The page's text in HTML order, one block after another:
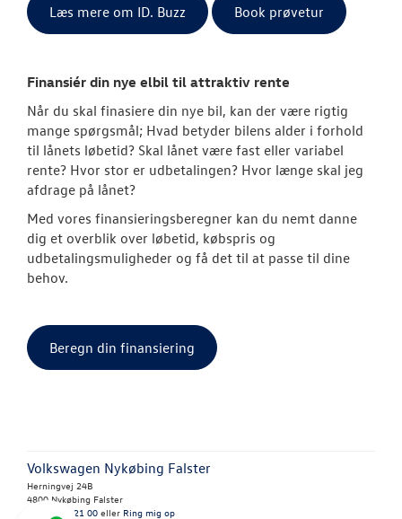
Læs mere om ID. Buzz Book prøvetur
Finansiér din nye elbil til attraktiv rente
Når du skal finasiere din nye bil, kan der være rigtig
mange spørgsmål; Hvad betyder bilens alder i forhold
til lånets løbetid? Skal lånet være fast eller variabel
rente? Hvor stor er udbetalingen? Hvor længe skal jeg
afdrage på lånet?
Med vores finansieringsberegner kan du nemt danne
dig et overblik over løbetid, købspris og
udbetalingsmuligheder og få det til at passe til dine
behov.
Beregn din finansiering
Volkswagen Nykøbing Falster
Herningvej 24B
4800 Nykøbing Falster
54 82 21 00 eller Ring mig op